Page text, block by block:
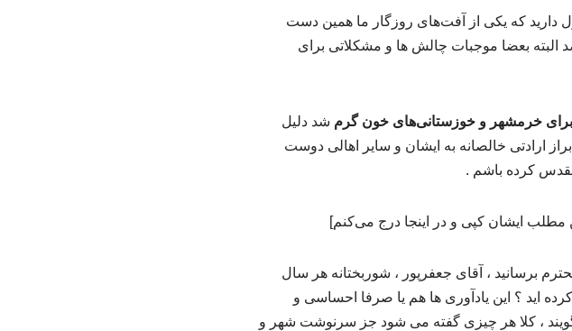
دارید که یکی از آفت‌های روزگار ما همین دست
بعضا موجبات چالش ها و مشکلاتی برای
برای خرمشهر و خوزستانی‌های خون گرم شد دلیل
ارادتی خالصانه‌ به ایشان و سایر اهالی دوست
کرده باشم .
مطلب ایشان کپی و در اینجا درج می‌کنم]
برسانید ، آقای جعفرپور ، شوربختانه هر سال
دقت کرده اید ؟ این یادآوری ها هم یا صرفا احساسی و
، کلا هر چیزی گفته می شود جز سرنوشت شهر و